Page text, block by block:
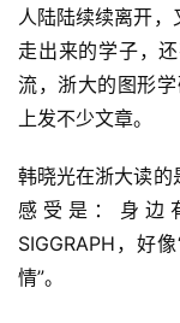
人陆陆续续离开
走出来的学子，
流，浙大的图形
上发不少文章。
韩晓光在浙大读的
感受是：身边
SIGGRAPH，好
情”。